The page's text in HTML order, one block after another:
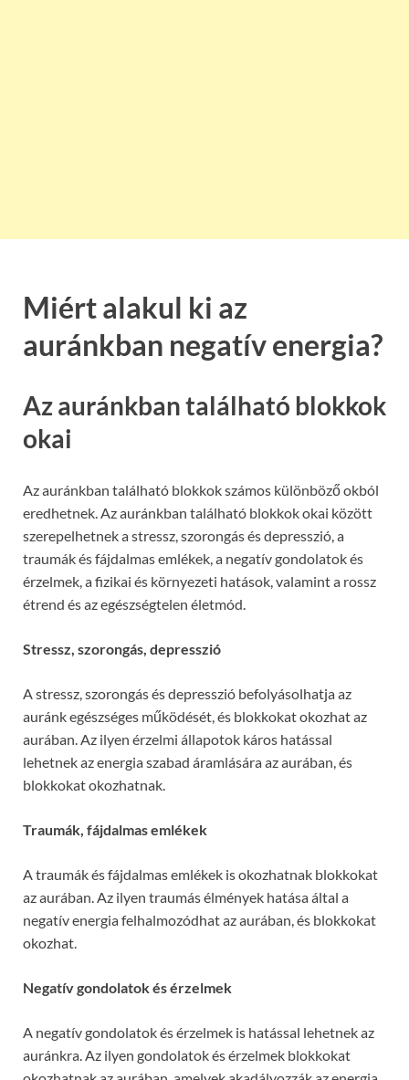
Miért alakul ki az
auránkban negatív energia?
Az auránkban található blokkok
okai
Az auránkban található blokkok számos különböző okból
eredhetnek. Az auránkban található blokkok okai között
szerepelhetnek a stressz, szorongás és depresszió, a
traumák és fájdalmas emlékek, a negatív gondolatok és
érzelmek, a fizikai és környezeti hatások, valamint a rossz
étrend és az egészségtelen életmód.
Stressz, szorongás, depresszió
A stressz, szorongás és depresszió befolyásolhatja az
auránk egészséges működését, és blokkokat okozhat az
aurában. Az ilyen érzelmi állapotok káros hatással
lehetnek az energia szabad áramlására az aurában, és
blokkokat okozhatnak.
Traumák, fájdalmas emlékek
A traumák és fájdalmas emlékek is okozhatnak blokkokat
az aurában. Az ilyen traumás élmények hatása által a
negatív energia felhalmozódhat az aurában, és blokkokat
okozhat.
Negatív gondolatok és érzelmek
A negatív gondolatok és érzelmek is hatással lehetnek az
auránkra. Az ilyen gondolatok és érzelmek blokkokat